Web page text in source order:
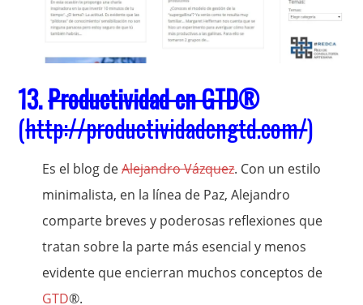
13.Productividad en GTD®
(http://productividadengtd.com/)
Es el blog deAlejandro Vázquez. Con un estilo
minimalista, en la línea de Paz, Alejandro
comparte breves y poderosas reflexiones que
tratan sobre la parte más esencial y menos
evidente que encierran muchos conceptos de
GTD®.